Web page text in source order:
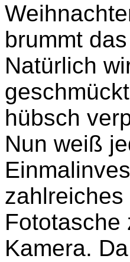
brummt
Natürlich
hübsch
Nun weiß
Fototasche
Kamera.